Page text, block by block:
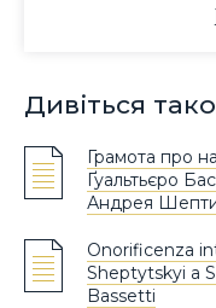
Дивіться
Грамота про
Ґуальтьєро
Андрея
Onorificenza
Sheptytskyi a
Bassetti